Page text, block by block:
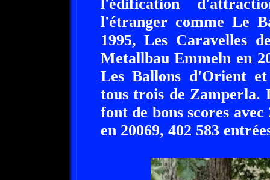
l'édification
l'étranger comme Le
1995, Les Caravelles
Metallbau Emmeln en
Les Ballons d'Orient
tous trois de Zamperla.
font de bons scores avec
en 20069, 402 583